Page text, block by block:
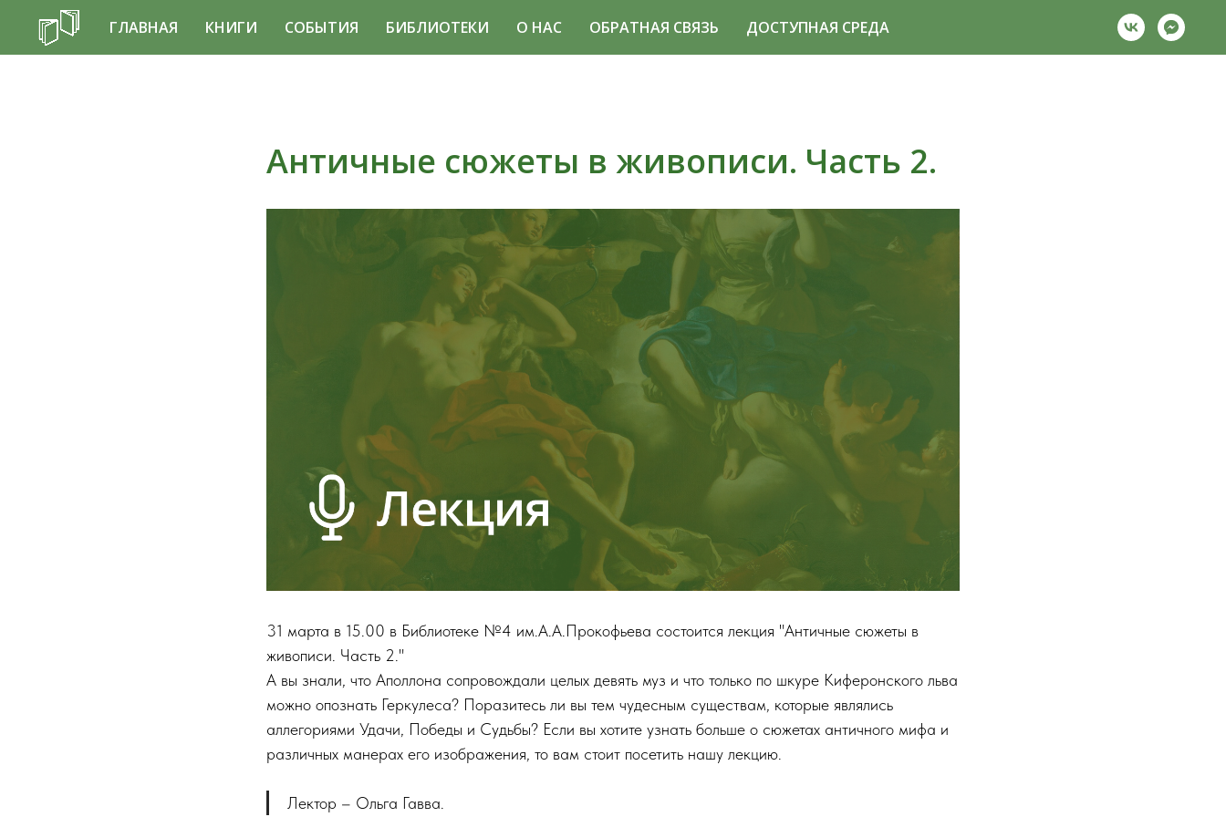
ГЛАВНАЯ КНИГИ СОБЫТИЯ БИБЛИОТЕКИ О НАС ОБРАТНАЯ СВЯЗЬ ДОСТУПНАЯ СРЕДА
Античные сюжеты в живописи. Часть 2.
31 марта в 15.00 в Библиотеке №4 им.А.А.Прокофьева состоится лекция "Античные сюжеты в
живописи. Часть 2."
А вы знали, что Аполлона сопровождали целых девять муз и что только по шкуре Киферонского льва
можно опознать Геркулеса? Поразитесь ли вы тем чудесным существам, которые являлись
аллегориями Удачи, Победы и Судьбы? Если вы хотите узнать больше о сюжетах античного мифа и
различных манерах его изображения, то вам стоит посетить нашу лекцию.
Лектор – Ольга Гавва.